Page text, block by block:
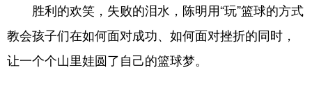
胜利的欢笑，失败的泪水，陈明用“玩”篮球的方式
教会孩子们在如何面对成功、如何面对挫折的同时，
让一个个山里娃圆了自己的篮球梦。